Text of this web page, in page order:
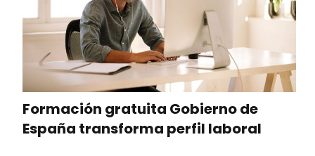
Formación gratuita Gobierno de
España transforma perfil laboral